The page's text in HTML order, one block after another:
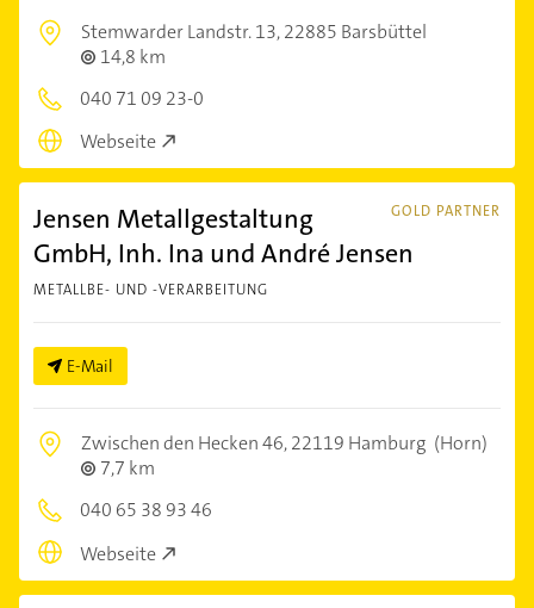
Stemwarder Landstr. 13,22885 Barsbüttel
14,8 km
040 71 09 23-0
Webseite
GOLD PARTNER
Jensen Metallgestaltung
GmbH, Inh. Ina und André Jensen
METALLBE- UND -VERARBEITUNG
E-Mail
Zwischen den Hecken 46,22119 Hamburg (Horn)
7,7 km
040 65 38 93 46
Webseite